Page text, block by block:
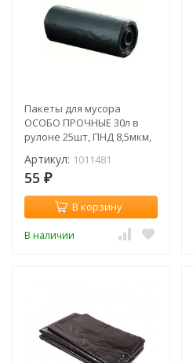
Пакеты для мусора
ОСОБО ПРОЧНЫЕ 30л в
рулоне 25шт, ПНД 8,5мкм,
Артикул: 1011481
55 ₽
В корзину
В наличии